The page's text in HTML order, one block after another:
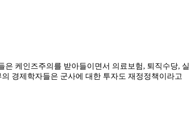
케인즈주의를 받아들이면서 의료보험, 퇴직수당, 실
경제학자들은 군사에 대한 투자도 재정정책이라고